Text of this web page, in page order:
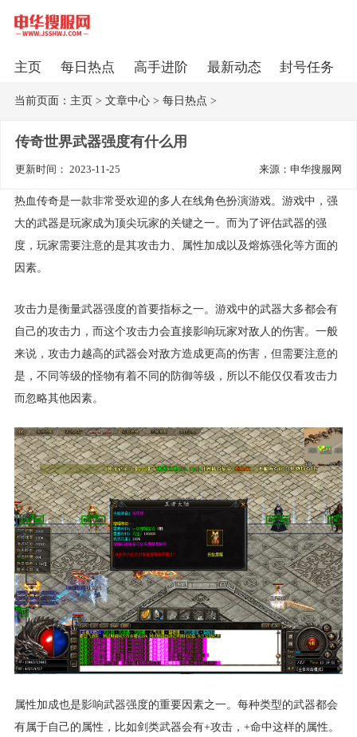
主页 每日热点 高手进阶 最新动态 封号任务
当前页面： 主页> 文章中心> 每日热点 >
传奇世界武器强度有什么用
更新时间： 2023-11-25 来源：申华搜服网
热血传奇是一款非常受欢迎的多人在线角色扮演游戏。游戏中，强
大的武器是玩家成为顶尖玩家的关键之一。而为了评估武器的强
度，玩家需要注意的是其攻击力、属性加成以及熔炼强化等方面的
因素。
攻击力是衡量武器强度的首要指标之一。游戏中的武器大多都会有
自己的攻击力，而这个攻击力会直接影响玩家对敌人的伤害。一般
来说，攻击力越高的武器会对敌方造成更高的伤害，但需要注意的
是，不同等级的怪物有着不同的防御等级，所以不能仅仅看攻击力
而忽略其他因素。
属性加成也是影响武器强度的重要因素之一。每种类型的武器都会
有属于自己的属性，比如剑类武器会有+攻击，+命中这样的属性。